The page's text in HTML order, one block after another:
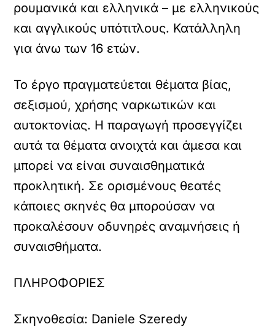
ρουμανικά και ελληνικά – με ελληνικούς
και αγγλικούς υπότιτλους. Κατάλληλη
για άνω των 16 ετών.
Το έργο πραγματεύεται θέματα βίας,
σεξισμού, χρήσης ναρκωτικών και
αυτοκτονίας. Η παραγωγή προσεγγίζει
αυτά τα θέματα ανοιχτά και άμεσα και
μπορεί να είναι συναισθηματικά
προκλητική. Σε ορισμένους θεατές
κάποιες σκηνές θα μπορούσαν να
προκαλέσουν οδυνηρές αναμνήσεις ή
συναισθήματα.
ΠΛΗΡΟΦΟΡΙΕΣ
Σκηνοθεσία: Daniele Szeredy